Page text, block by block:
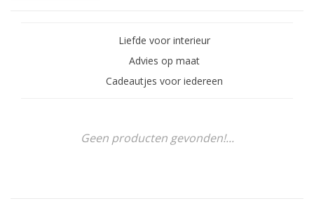
Liefde voor interieur
Advies op maat
Cadeautjes voor iedereen
Geen producten gevonden!...